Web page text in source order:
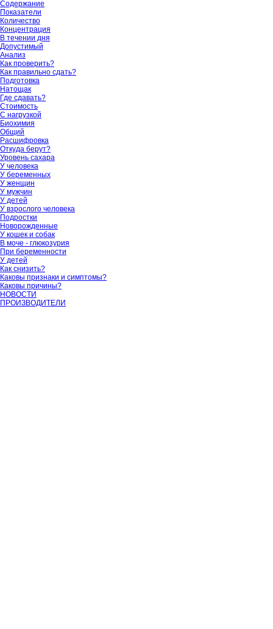
Содержание
Показатели
Количество
Концентрация
В течении дня
Допустимый
Анализ
Как проверить?
Как правильно сдать?
Подготовка
Натощак
Где сдавать?
Стоимость
С нагрузкой
Биохимия
Общий
Расшифровка
Откуда берут?
Уровень сахара
У человека
У беременных
У женщин
У мужчин
У детей
У взрослого человека
Подростки
Новорожденные
У кошек и собак
В моче - глюкозурия
При беременности
У детей
Как снизить?
Каковы признаки и симптомы?
Каковы причины?
НОВОСТИ
ПРОИЗВОДИТЕЛИ